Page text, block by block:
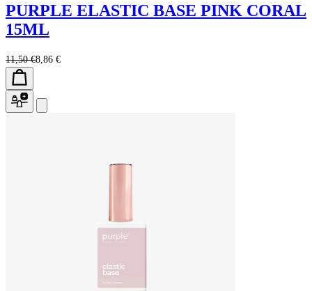
PURPLE ELASTIC BASE PINK CORAL
15ML
11,50 €8,86 €